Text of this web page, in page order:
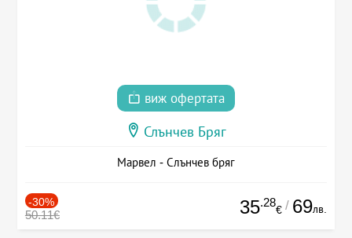
виж офертата
Слънчев Бряг
Марвел - Слънчев бряг
-30%
50.11€ 35.28
€ / 69лв.